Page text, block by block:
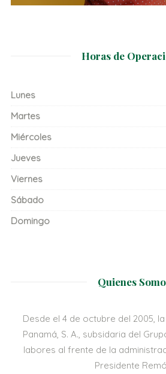
Horas de
Lunes
Martes
Miércoles
Jueves
Viernes
Sábado
Domingo
Quienes
Desde el 4 de octubre del 2005,
Panamá, S. A., subsidaria del
labores al frente de la
Presidente